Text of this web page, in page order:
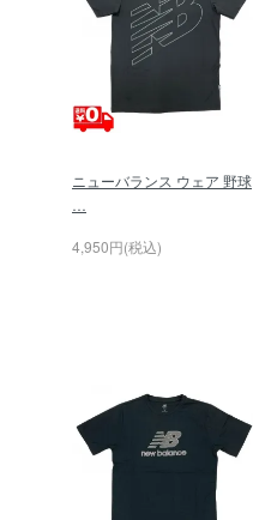
ニューバランス ウェア 野球
…
4,950円(税込)